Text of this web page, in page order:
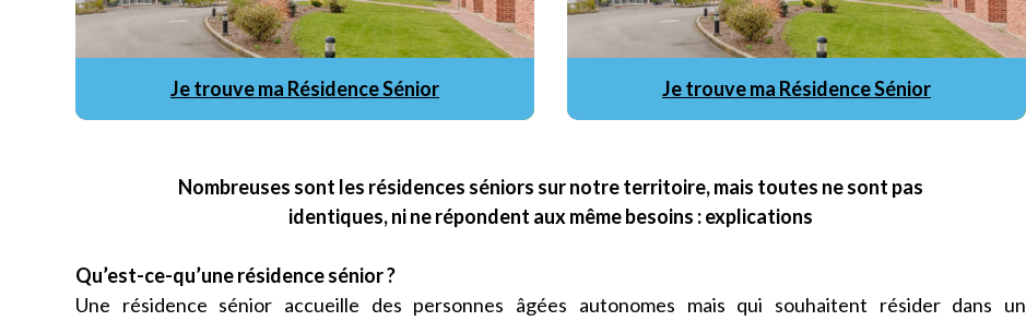
Je trouve ma Résidence Sénior Je trouve ma Résidence Sénior
Nombreuses sont les résidences séniors sur notre territoire, mais toutes ne sont pas
identiques, ni ne répondent aux même besoins : explications
Qu’est-ce-qu’une résidence sénior ?
Une résidence sénior accueille des personnes âgées autonomes mais qui souhaitent résider dans un